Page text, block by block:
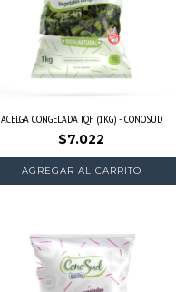
ACELGA CONGELADA IQF (1KG) - CONOSUD
$7.022